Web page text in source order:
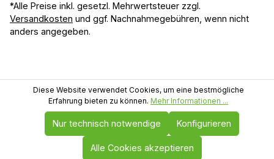
*Alle Preise inkl. gesetzl. Mehrwertsteuer zzgl.
Versandkosten und ggf. Nachnahmegebühren, wenn nicht
anders angegeben.
Diese Website verwendet Cookies, um eine bestmögliche
Erfahrung bieten zu können. Mehr Informationen ...
Nur technisch notwendige Konfigurieren
Alle Cookies akzeptieren